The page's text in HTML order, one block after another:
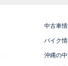
中古車
バイク
沖縄の